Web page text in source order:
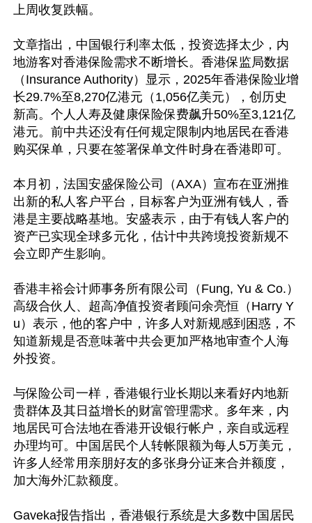
上周收复跌幅。
文章指出，中国银行利率太低，投资选择太少，内
地游客对香港保险需求不断增长。香港保监局数据
（Insurance Authority）显示，2025年香港保险业增
长29.7%至8,270亿港元（1,056亿美元），创历史
新高。个人人寿及健康保险保费飙升50%至3,121亿
港元。前中共还没有任何规定限制内地居民在香港
购买保单，只要在签署保单文件时身在香港即可。
本月初，法国安盛保险公司（AXA）宣布在亚洲推
出新的私人客户平台，目标客户为亚洲有钱人，香
港是主要战略基地。安盛表示，由于有钱人客户的
资产已实现全球多元化，估计中共跨境投资新规不
会立即产生影响。
香港丰裕会计师事务所有限公司（Fung, Yu & Co.）
高级合伙人、超高净值投资者顾问余亮恒（Harry Y
u）表示，他的客户中，许多人对新规感到困惑，不
知道新规是否意味著中共会更加严格地审查个人海
外投资。
与保险公司一样，香港银行业长期以来看好内地新
贵群体及其日益增长的财富管理需求。多年来，内
地居民可合法地在香港开设银行帐户，亲自或远程
办理均可。中国居民个人转帐限额为每人5万美元，
许多人经常用亲朋好友的多张身分证来合并额度，
加大海外汇款额度。
Gaveka报告指出，香港银行系统是大多数中国居民